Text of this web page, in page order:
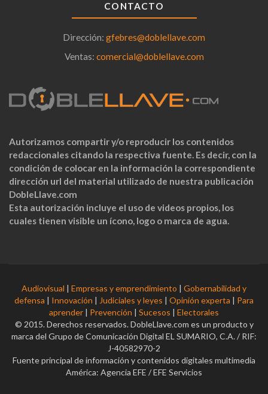
CONTACTO
Dirección: gfebres@doblellave.com
Ventas: comercial@doblellave.com
Autorizamos compartir y/o reproducir los contenidos
redaccionales citando la respectiva fuente. Es decir, con la
condición de colocar en la información la correspondiente
dirección url del material utilizado de nuestra publicación
DobleLlave.com
Esta autorización incluye el uso de videos propios, los
cuales tienen visible un ícono, logo o marca de agua.
Audiovisual | Empresas y emprendimiento | Gobernabilidad y
defensa | Innovación | Judiciales y leyes | Opinión experta | Para
aprender | Prevención | Sucesos | Electorales
© 2015. Derechos reservados. DobleLlave.com es un producto y
marca del Grupo de Comunicación Digital EL SUMARIO, C.A. / RIF:
J-40582970-2
Fuente principal de información y contenidos digitales multimedia
América: Agencia EFE / EFE Servicios